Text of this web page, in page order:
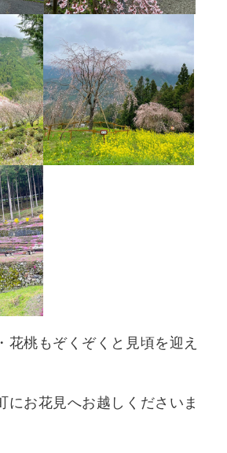
花桃もぞくぞくと見頃を迎え
にお花見へお越しくださいま